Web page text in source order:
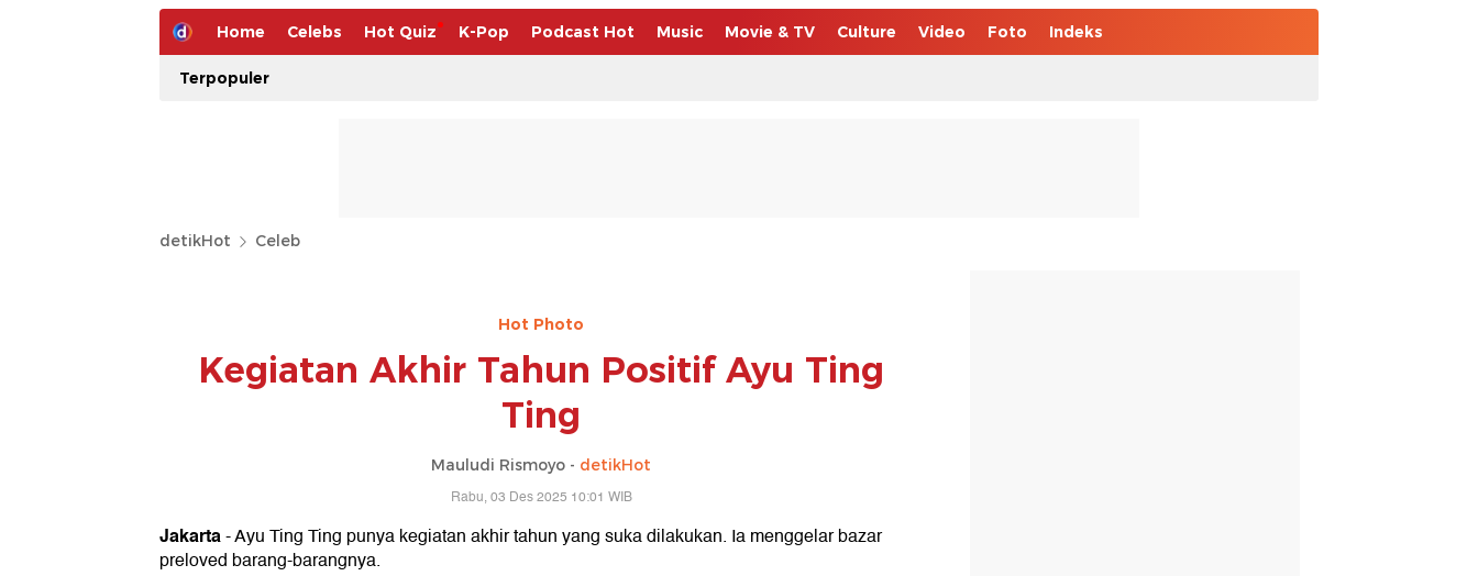
Home Celebs Hot Quiz K-Pop Podcast Hot Music Movie & TV Culture Video Foto Indeks
Terpopuler
detikHot Celeb
Hot Photo
Kegiatan Akhir Tahun Positif Ayu Ting
Ting
Mauludi Rismoyo - detikHot
Rabu, 03 Des 2025 10:01 WIB
Jakarta- Ayu Ting Ting punya kegiatan akhir tahun yang suka dilakukan. Ia menggelar bazar
preloved barang-barangnya.